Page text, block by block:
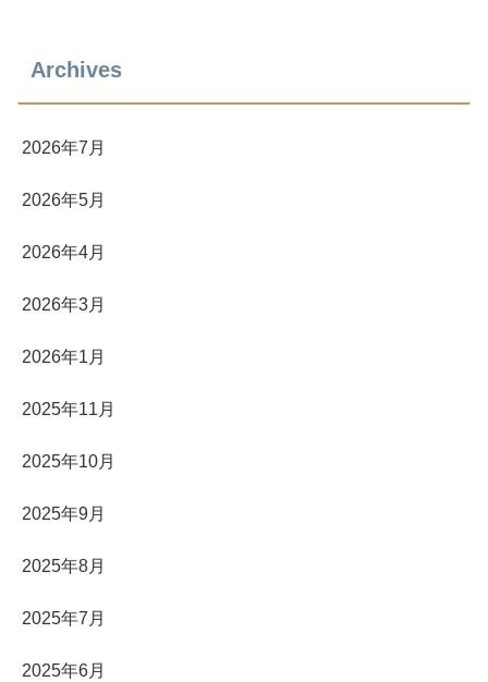
Archives
2026年7月
2026年5月
2026年4月
2026年3月
2026年1月
2025年11月
2025年10月
2025年9月
2025年8月
2025年7月
2025年6月